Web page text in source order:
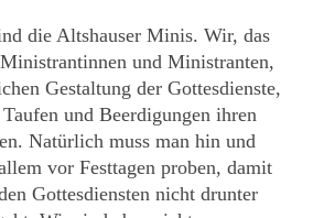
die Altshauser Minis. Wir, das
und Ministranten,
Gestaltung der Gottesdienste,
und Beerdigungen ihren
Natürlich muss man hin und
vor Festtagen proben, damit
Gottesdiensten nicht drunter